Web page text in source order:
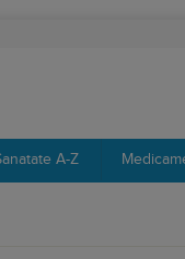
A-Z